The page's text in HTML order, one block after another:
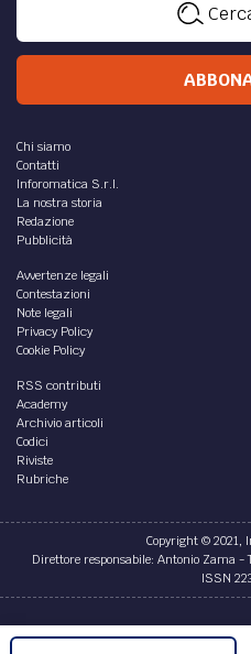
Chi siamo
Contatti
Inforomatica S.r.l.
La nostra storia
Redazione
Pubblicità
Avvertenze legali
Contestazioni
Note legali
Privacy Policy
Cookie Policy
RSS contributi
Academy
Archivio articoli
Codici
Riviste
Rubriche
Copyright © 2021,
Direttore responsabile: Antonio Zama -
ISSN
Credits